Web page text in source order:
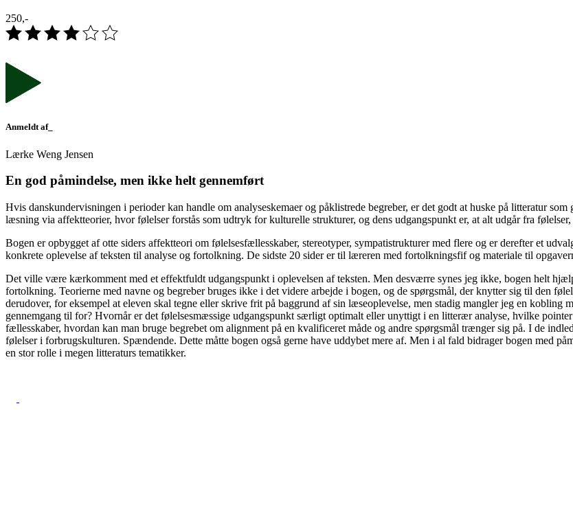
250,-
Anmeldt af_
Lærke Weng Jensen
En god påmindelse, men ikke helt gennemført
Hvis danskundervisningen i perioder kan handle om analyseskemaer og påklistrede begreber, er det godt at huske på litteratur
læsning via affektteorier, hvor følelser forstås som udtryk for kulturelle strukturer, og dens udgangspunkt er, at alt udgår fra
Bogen er opbygget af otte siders affektteori om følelsesfællesskaber, stereotyper, sympatistrukturer med flere og er derefter et
konkrete oplevelse af teksten til analyse og fortolkning. De sidste 20 sider er til læreren med fortolkningsfif og materiale til
Det ville være kærkomment med et effektfuldt udgangspunkt i oplevelsen af teksten. Men desværre synes jeg ikke, bogen helt
fortolkning. Teorierne med navne og begreber bruges ikke i det videre arbejde i bogen, og de spørgsmål, der knytter sig til den
derudover, for eksempel at eleven skal tegne eller skrive frit på baggrund af sin læseoplevelse, men stadig mangler jeg en
gennemgang til for? Hvornår er det følelsesmæssige udgangspunkt særligt optimalt eller unyttigt i en litterær analyse, hvilke
fællesskaber, hvordan kan man bruge begrebet om alignment på en kvalificeret måde og andre spørgsmål trænger sig på. I de
følelser i forbrugskulturen. Spændende. Dette måtte bogen også gerne have uddybet mere af. Men i al fald bidrager bogen med
en stor rolle i megen litteraturs tematikker.